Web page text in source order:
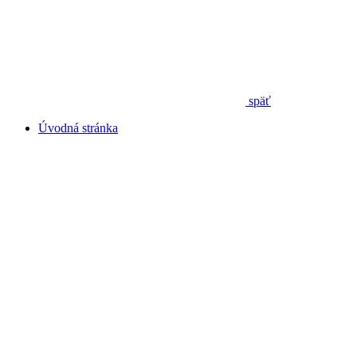
späť
Úvodná stránka